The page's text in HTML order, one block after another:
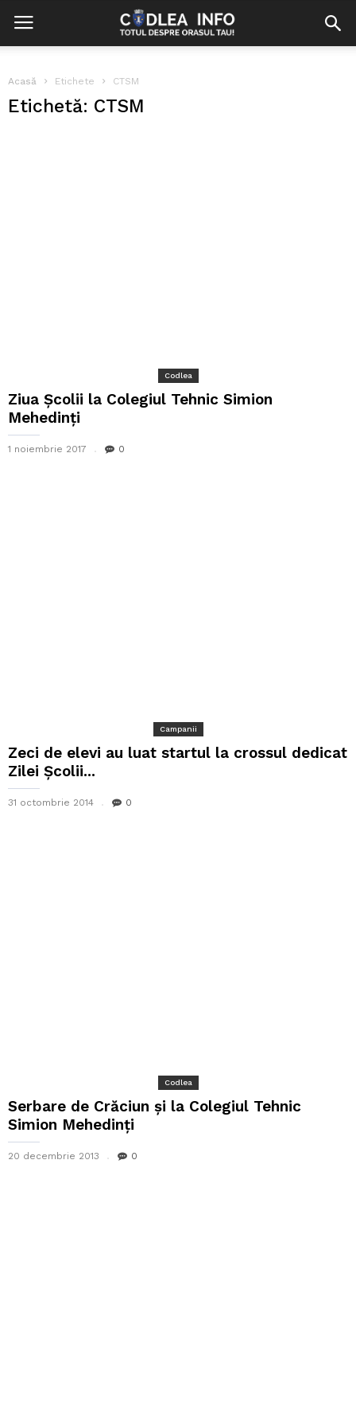
Acasă Etichete CTSM
Etichetă: CTSM
Codlea
Ziua Școlii la Colegiul Tehnic Simion
Mehedinți
1 noiembrie 2017 0
Campanii
Zeci de elevi au luat startul la crossul dedicat
Zilei Școlii...
31 octombrie 2014 0
Codlea
Serbare de Crăciun și la Colegiul Tehnic
Simion Mehedinți
20 decembrie 2013 0